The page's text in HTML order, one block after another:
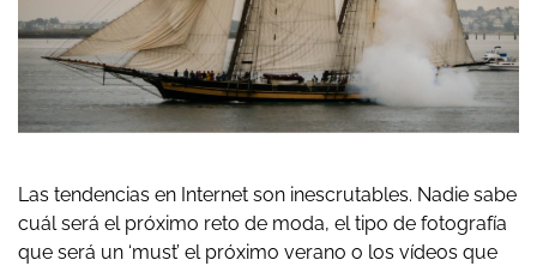
Las tendencias en Internet son inescrutables. Nadie sabe
cuál será el próximo reto de moda, el tipo de fotografía
que será un ‘must’ el próximo verano o los vídeos que